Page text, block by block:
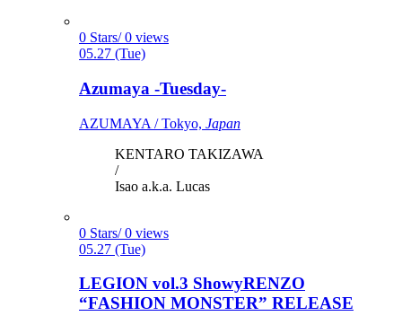
0 Stars/ 0 views
05.27 (Tue)
Azumaya -Tuesday-
AZUMAYA / Tokyo, Japan
KENTARO TAKIZAWA
/
Isao a.k.a. Lucas
0 Stars/ 0 views
05.27 (Tue)
LEGION vol.3 ShowyRENZO
“FASHION MONSTER” RELEASE